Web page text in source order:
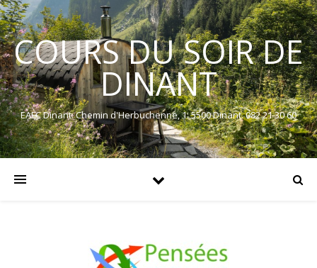
COURS DU SOIR DE
DINANT
EAFC Dinant. Chemin d'Herbuchenne, 1. 5500 Dinant. 082 21 30 60